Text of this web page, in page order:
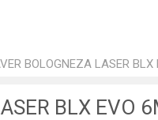
BOLOGNEZA LASER
BLX EVO